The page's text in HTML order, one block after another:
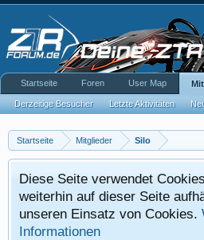
Startseite Mitglieder Silo
Diese Seite verwendet
weiterhin auf dieser Seite
unseren Einsatz von Cookies.
Informationen
Startseite Foren User Map
Derzeitige Besucher Letzte Aktivitäten